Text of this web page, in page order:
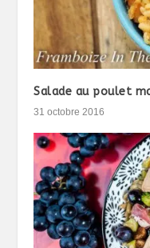
Salade au poulet
31 octobre 2016